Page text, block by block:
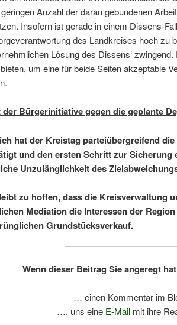
Anzahl der daran gebundenen
Insofern ist gerade in einem Dissens-
des Landkreises hoch zu
Lösung des Dissens‘
um eine für beide Seiten akzeptable
der Bürgerinitiative gegen die geplante
hat der Kreistag parteiübergreifend
und den ersten Schritt zur
Unzulänglichkeit des
zu hoffen, dass die Kreisverwaltung
Mediation die Interessen der
Grundstücksverkauf.
Wenn dieser Beitrag Sie angeregt
… einen Kommentar im
…. uns eine E-Mail mit ihre